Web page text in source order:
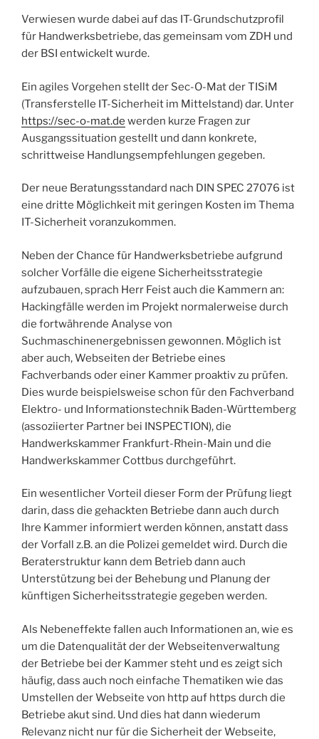
Verwiesen wurde dabei auf das IT-Grundschutzprofil
für Handwerksbetriebe, das gemeinsam vom ZDH und
der BSI entwickelt wurde.
Ein agiles Vorgehen stellt der Sec-O-Mat der TISiM
(Transferstelle IT-Sicherheit im Mittelstand) dar. Unter
https://sec-o-mat.de werden kurze Fragen zur
Ausgangssituation gestellt und dann konkrete,
schrittweise Handlungsempfehlungen gegeben.
Der neue Beratungsstandard nach DIN SPEC 27076 ist
eine dritte Möglichkeit mit geringen Kosten im Thema
IT-Sicherheit voranzukommen.
Neben der Chance für Handwerksbetriebe aufgrund
solcher Vorfälle die eigene Sicherheitsstrategie
aufzubauen, sprach Herr Feist auch die Kammern an:
Hackingfälle werden im Projekt normalerweise durch
die fortwährende Analyse von
Suchmaschinenergebnissen gewonnen. Möglich ist
aber auch, Webseiten der Betriebe eines
Fachverbands oder einer Kammer proaktiv zu prüfen.
Dies wurde beispielsweise schon für den Fachverband
Elektro- und Informationstechnik Baden-Württemberg
(assoziierter Partner bei INSPECTION), die
Handwerkskammer Frankfurt-Rhein-Main und die
Handwerkskammer Cottbus durchgeführt.
Ein wesentlicher Vorteil dieser Form der Prüfung liegt
darin, dass die gehackten Betriebe dann auch durch
Ihre Kammer informiert werden können, anstatt dass
der Vorfall z.B. an die Polizei gemeldet wird. Durch die
Beraterstruktur kann dem Betrieb dann auch
Unterstützung bei der Behebung und Planung der
künftigen Sicherheitsstrategie gegeben werden.
Als Nebeneffekte fallen auch Informationen an, wie es
um die Datenqualität der der Webseitenverwaltung
der Betriebe bei der Kammer steht und es zeigt sich
häufig, dass auch noch einfache Thematiken wie das
Umstellen der Webseite von http auf https durch die
Betriebe akut sind. Und dies hat dann wiederum
Relevanz nicht nur für die Sicherheit der Webseite,